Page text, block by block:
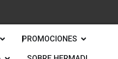
PROMOCIONES